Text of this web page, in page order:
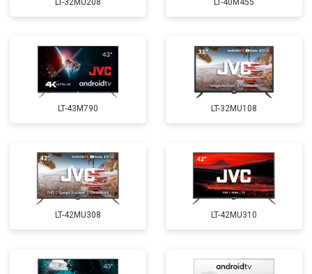
LT-32MU208 LT-40M455
LT-43M790 LT-32MU108
LT-42MU308 LT-42MU310